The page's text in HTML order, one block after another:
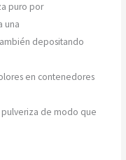
puro por
una
depositando
en contenedores
de modo que